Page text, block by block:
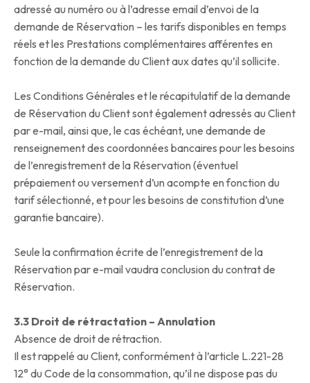
adressé au numéro ou à l’adresse email d’envoi de la
demande de Réservation – les tarifs disponibles en temps
réels et les Prestations complémentaires afférentes en
fonction de la demande du Client aux dates qu’il sollicite.
Les Conditions Générales et le récapitulatif de la demande
de Réservation du Client sont également adressés au Client
par e-mail, ainsi que, le cas échéant, une demande de
renseignement des coordonnées bancaires pour les besoins
de l’enregistrement de la Réservation (éventuel
prépaiement ou versement d’un acompte en fonction du
tarif sélectionné, et pour les besoins de constitution d’une
garantie bancaire).
Seule la confirmation écrite de l’enregistrement de la
Réservation par e-mail vaudra conclusion du contrat de
Réservation.
3.3 Droit de rétractation – Annulation
Absence de droit de rétraction.
Il est rappelé au Client, conformément à l’article L.221-28
12° du Code de la consommation, qu’il ne dispose pas du